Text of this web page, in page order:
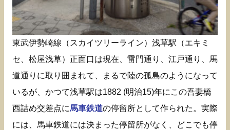
東武伊勢崎線（スカイツリーライン）浅草駅（エキミ
セ、松屋浅草）正面口は現在、雷門通り、江戸通り、馬
道通りに取り囲まれて、まるで陸の孤島のようになって
いるが、かつて浅草駅は1882 (明治15)年にこの吾妻橋
西詰め交差点に馬車鉄道の停留所として作られた。実際
には、馬車鉄道には決まった停留所がなく、どこでも停